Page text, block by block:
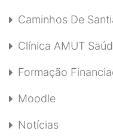
Caminhos De
Clínica AMUT
Formação
Moodle
Notícias